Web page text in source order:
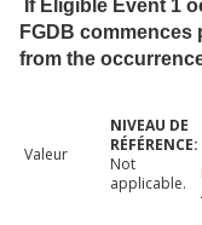
If Eligible Event 1
FGDB
from the
Valeur
Not
applicable.